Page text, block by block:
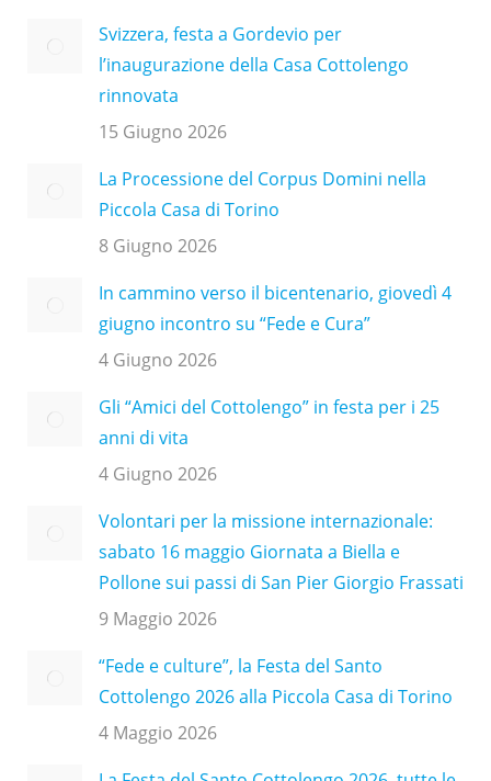
Svizzera, festa a Gordevio per
l’inaugurazione della Casa Cottolengo
rinnovata
15 Giugno 2026
La Processione del Corpus Domini nella
Piccola Casa di Torino
8 Giugno 2026
In cammino verso il bicentenario, giovedì 4
giugno incontro su “Fede e Cura”
4 Giugno 2026
Gli “Amici del Cottolengo” in festa per i 25
anni di vita
4 Giugno 2026
Volontari per la missione internazionale:
sabato 16 maggio Giornata a Biella e
Pollone sui passi di San Pier Giorgio Frassati
9 Maggio 2026
“Fede e culture”, la Festa del Santo
Cottolengo 2026 alla Piccola Casa di Torino
4 Maggio 2026